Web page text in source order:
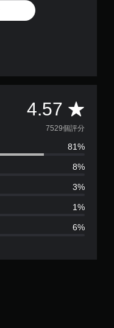
4.57 平
均
評
分
4
5
7529個評分
81%
8%
3%
1%
6%